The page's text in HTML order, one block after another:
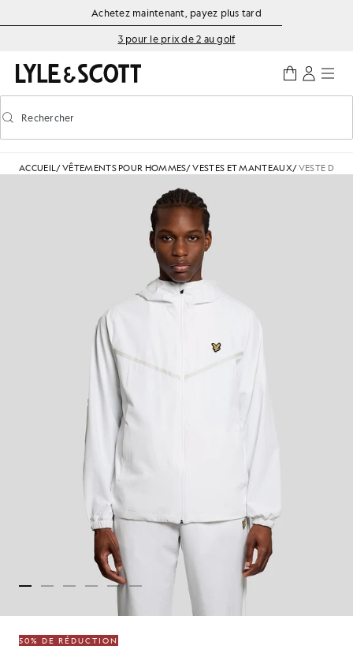
Aller directement au contenu principal
Informations sur l'accessibilité
Achetez maintenant, payez plus tard
3 pour le prix de 2 au golf
Activer/désactiver la recherche prédictive
Rechercher
ACCUEIL/VÊTEMENTS POUR HOMMES/VESTES ET MANTEAUX/VESTE DE
50% DE RÉDUCTION